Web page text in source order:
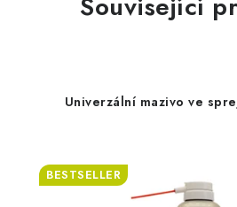
Univerzální mazivo ve
BESTSELLER